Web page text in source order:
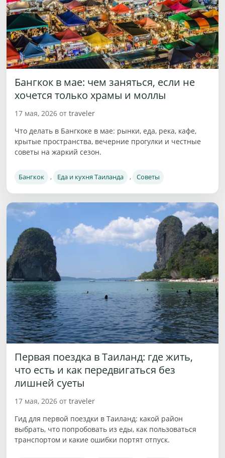
Бангкок в мае: чем заняться, если не
хочется только храмы и моллы
17 мая, 2026 от traveler
Что делать в Бангкоке в мае: рынки, еда, река, кафе,
крытые пространства, вечерние прогулки и честные
советы на жаркий сезон.
Бангкок , Еда и кухня Таиланда , Советы
Первая поездка в Таиланд: где жить,
что есть и как передвигаться без
лишней суеты
17 мая, 2026 от traveler
Гид для первой поездки в Таиланд: какой район
выбрать, что попробовать из еды, как пользоваться
транспортом и какие ошибки портят отпуск.